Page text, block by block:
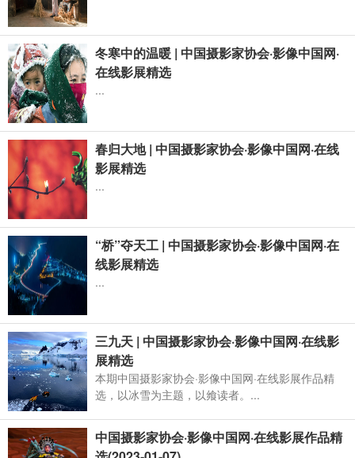
冬寒中的温暖 | 中国摄影家协会·影像中国网·
在线影展精选
...
春归大地 | 中国摄影家协会·影像中国网·在线
影展精选
...
“桥”夺天工 | 中国摄影家协会·影像中国网·在
线影展精选
...
三九天 | 中国摄影家协会·影像中国网·在线影
展精选
本期中国摄影家协会·影像中国网·在线影展作品精
选，以冰雪为主题，以飨读者。...
中国摄影家协会·影像中国网·在线影展作品精